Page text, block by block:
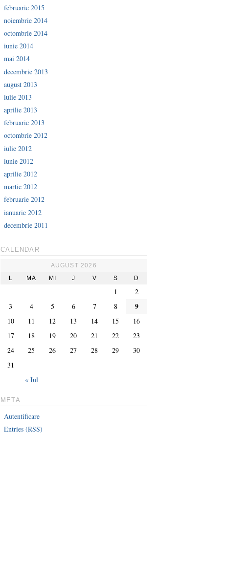
februarie 2015
noiembrie 2014
octombrie 2014
iunie 2014
mai 2014
decembrie 2013
august 2013
iulie 2013
aprilie 2013
februarie 2013
octombrie 2012
iulie 2012
iunie 2012
aprilie 2012
martie 2012
februarie 2012
ianuarie 2012
decembrie 2011
CALENDAR
AUGUST 2026
L
MA MI J V S D
« Iul
1
2
3
4 5 6 7 8 9
10 11 12 13 14 15
16
17
18 19 20 21 22
23
24
25 26 27 28 29
30
31
META
Autentificare
Entries (RSS)